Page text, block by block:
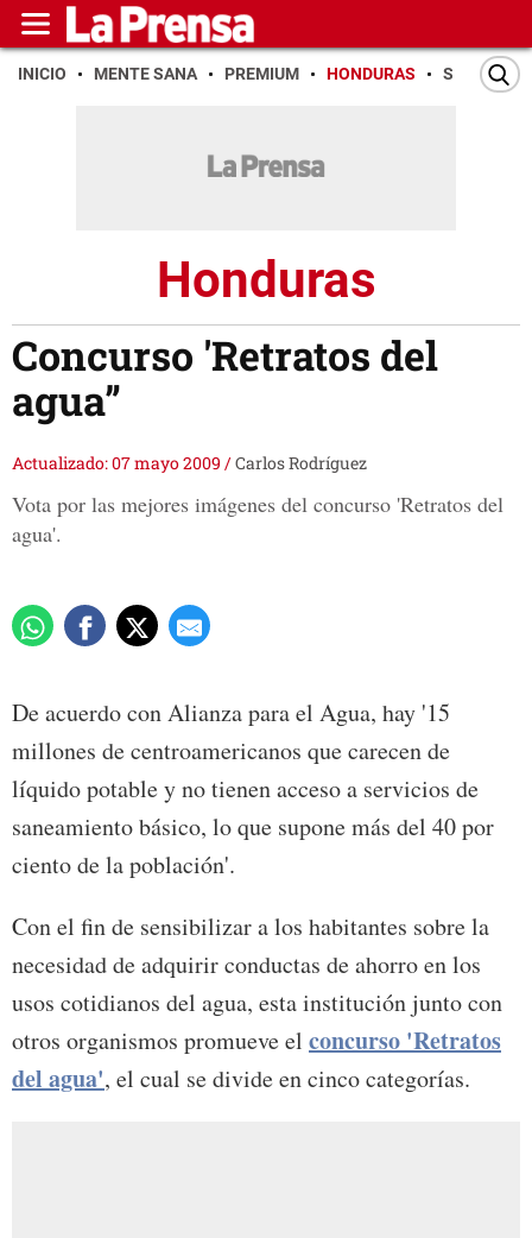
INICIO MENTE SANA PREMIUM HONDURAS SAN PEDRO
Honduras
Concurso 'Retratos del
agua”
Actualizado: 07 mayo 2009 /Carlos Rodríguez
Vota por las mejores imágenes del concurso 'Retratos del
agua'.
De acuerdo con Alianza para el Agua, hay '15
millones de centroamericanos que carecen de
líquido potable y no tienen acceso a servicios de
saneamiento básico, lo que supone más del 40 por
ciento de la población'.
Con el fin de sensibilizar a los habitantes sobre la
necesidad de adquirir conductas de ahorro en los
usos cotidianos del agua, esta institución junto con
otros organismos promueve el concurso 'Retratos
del agua', el cual se divide en cinco categorías.